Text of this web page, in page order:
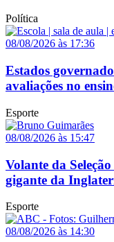
Política
08/08/2026 às 17:36
Estados
avaliações no
Esporte
08/08/2026 às 15:47
Volante da
gigante da
Esporte
08/08/2026 às 14:30